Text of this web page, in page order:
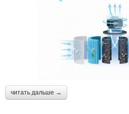
читать дальше →